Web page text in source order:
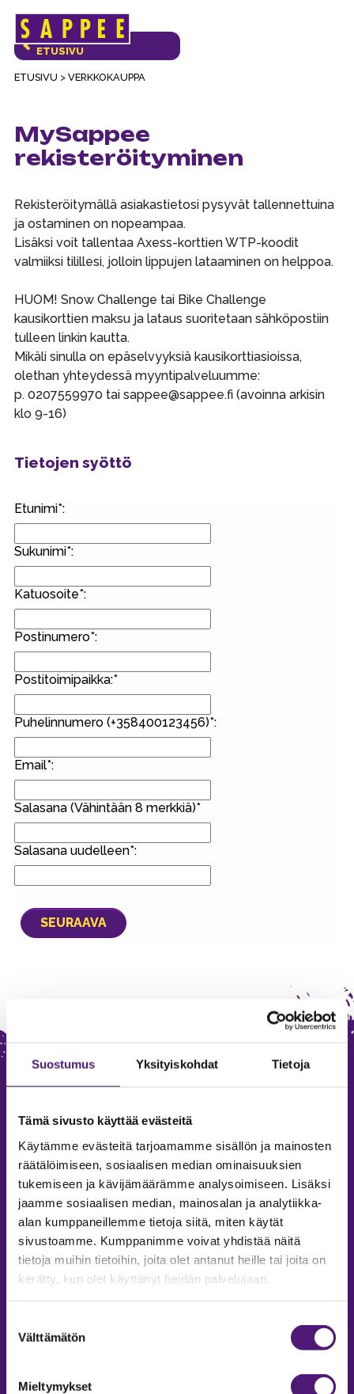
Suostumus Yksityiskohdat Tietoja
Tämä sivusto käyttää evästeitä
Käytämme evästeitä tarjoamamme sisällön ja mainosten
räätälöimiseen, sosiaalisen median ominaisuuksien
tukemiseen ja kävijämäärämme analysoimiseen. Lisäksi
jaamme sosiaalisen median, mainosalan ja analytiikka-
alan kumppaneillemme tietoja siitä, miten käytät
sivustoamme. Kumppanimme voivat yhdistää näitä
tietoja muihin tietoihin, joita olet antanut heille tai joita on
kerätty, kun olet käyttänyt heidän palvelujaan.
valinta
Välttämätön
Mieltymykset
Päävalikko
ETUSIVU > VERKKOKAUPPA
VERKKOKAUPAN
ETUSIVU
MySappee
rekisteröityminen
Rekisteröitymällä asiakastietosi pysyvät tallennettuina
ja ostaminen on nopeampaa.
Lisäksi voit tallentaa Axess-korttien WTP-koodit
valmiiksi tilillesi, jolloin lippujen lataaminen on helppoa.
HUOM! Snow Challenge tai Bike Challenge
kausikorttien maksu ja lataus suoritetaan sähköpostiin
tulleen linkin kautta.
Mikäli sinulla on epäselvyyksiä kausikorttiasioissa,
olethan yhteydessä myyntipalveluumme:
p. 0207559970 tai sappee@sappee.fi (avoinna arkisin
klo 9-16)
Tietojen syöttö
Etunimi*:
Sukunimi*:
Katuosoite*:
Postinumero*:
Postitoimipaikka:*
Puhelinnumero (+358400123456)*:
Email*:
Salasana (Vähintään 8 merkkiä)*
Salasana uudelleen*:
SAPPEE RESORT
Sappeenvuorentie 200
36450 Salmentaka, Pälkäne
Finland
MYYNTIPALVELU/ INFO